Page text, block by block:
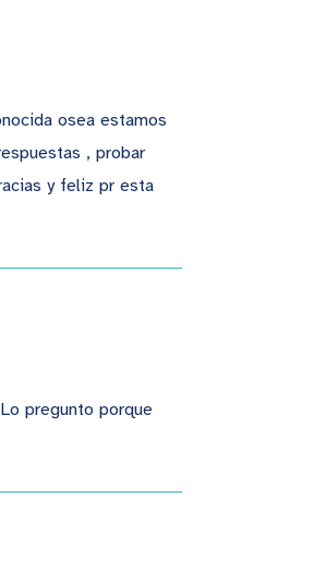
osea estamos
, probar
y feliz pr esta
pregunto porque